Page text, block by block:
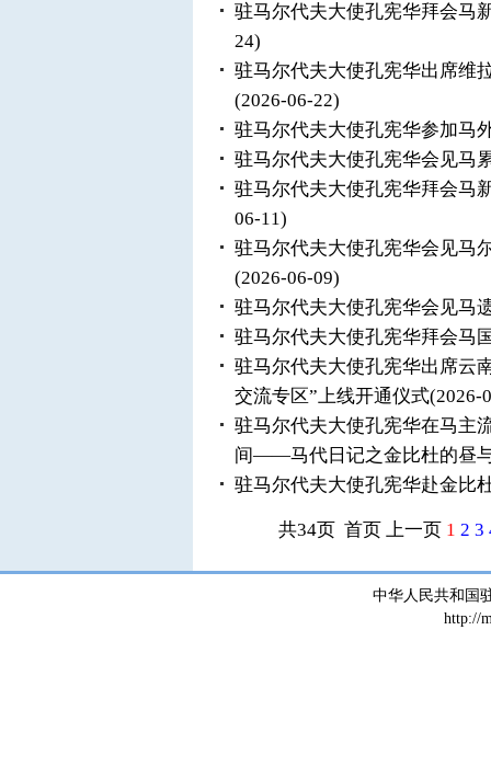
驻马尔代夫大使孔宪华拜会马
24)
驻马尔代夫大使孔宪华出席维
(2026-06-22)
驻马尔代夫大使孔宪华参加马
驻马尔代夫大使孔宪华会见马
驻马尔代夫大使孔宪华拜会马
06-11)
驻马尔代夫大使孔宪华会见马
(2026-06-09)
驻马尔代夫大使孔宪华会见马
驻马尔代夫大使孔宪华拜会马
驻马尔代夫大使孔宪华出席云
交流专区”上线开通仪式(2026-
驻马尔代夫大使孔宪华在马主
间——马代日记之金比杜的昼
驻马尔代夫大使孔宪华赴金比
共34页 首页 上一页 1 2 3
中华人民共和国
http://